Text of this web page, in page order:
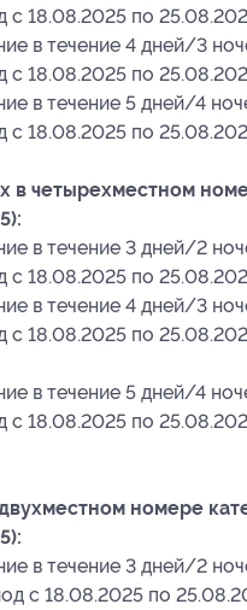
c 18.08.2025 по
в течение 4 дней/3
c 18.08.2025 по
в течение 5 дней/4
c 18.08.2025 по
в четырехместном
в течение 3 дней/2
c 18.08.2025 по
в течение 4 дней/3
c 18.08.2025 по
в течение 5 дней/4
c 18.08.2025 по
номере
в течение 3 дней/2
c 18.08.2025 по